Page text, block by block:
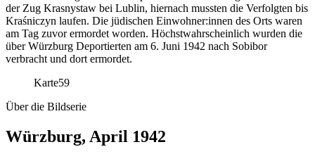
der Zug Krasnystaw bei Lublin, hiernach mussten die Verfolgten bis
Kraśniczyn laufen. Die jüdischen Einwohner:innen des Orts waren
am Tag zuvor ermordet worden. Höchstwahrscheinlich wurden die
über Würzburg Deportierten am 6. Juni 1942 nach Sobibor
verbracht und dort ermordet.
Karte59
Über die Bildserie
Würzburg, April 1942